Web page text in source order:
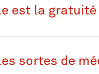
est la
sortes de